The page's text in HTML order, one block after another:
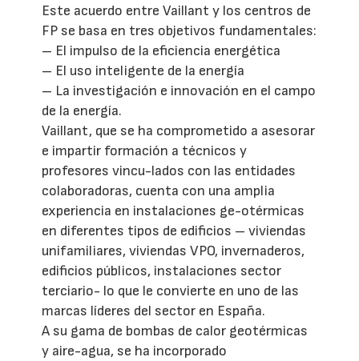
Este acuerdo entre Vaillant y los centros de
FP se basa en tres objetivos fundamentales:
– El impulso de la eficiencia energética
– El uso inteligente de la energía
– La investigación e innovación en el campo
de la energía.
Vaillant, que se ha comprometido a asesorar
e impartir formación a técnicos y
profesores vincu-lados con las entidades
colaboradoras, cuenta con una amplia
experiencia en instalaciones ge-otérmicas
en diferentes tipos de edificios – viviendas
unifamiliares, viviendas VPO, invernaderos,
edificios públicos, instalaciones sector
terciario- lo que le convierte en uno de las
marcas líderes del sector en España.
A su gama de bombas de calor geotérmicas
y aire-agua, se ha incorporado